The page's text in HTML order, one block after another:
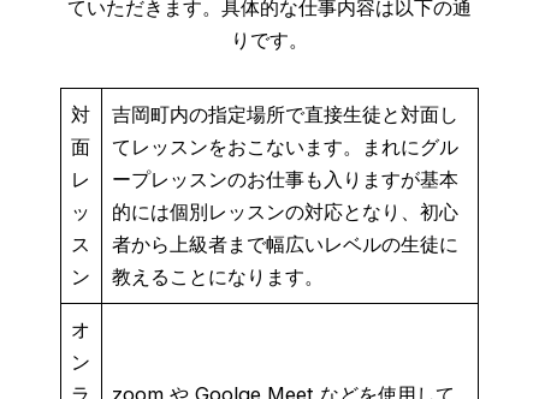
ていただきます。具体的な仕事内容は以下の通
りです。
対
面
レ
ッ
ス
ン
吉岡町内の指定場所で直接生徒と対面し
てレッスンをおこないます。まれにグル
ープレッスンのお仕事も入りますが基本
的には個別レッスンの対応となり、初心
者から上級者まで幅広いレベルの生徒に
教えることになります。
オ
ン
ラ
zoom や Goolge Meet などを使用して